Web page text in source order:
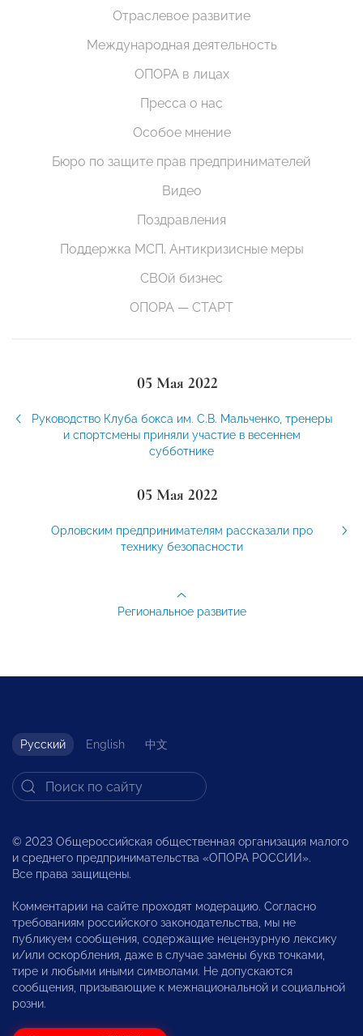
Отраслевое развитие
Международная деятельность
ОПОРА в лицах
Пресса о нас
Особое мнение
Бюро по защите прав предпринимателей
Видео
Поздравления
Поддержка МСП. Антикризисные меры
СВОй бизнес
ОПОРА — СТАРТ
05 Мая 2022
Руководство Клуба бокса им. С.В. Мальченко, тренеры
и спортсмены приняли участие в весеннем
субботнике
05 Мая 2022
Орловским предпринимателям рассказали про
технику безопасности
Региональное развитие
Русский English 中文
© 2023 Общероссийская общественная организация малого
и среднего предпринимательства «ОПОРА РОССИИ».
Все права защищены.
Комментарии на сайте проходят модерацию. Согласно
требованиям российского законодательства, мы не
публикуем сообщения, содержащие нецензурную лексику
и/или оскорбления, даже в случае замены букв точками,
тире и любыми иными символами. Не допускаются
сообщения, призывающие к межнациональной и социальной
розни.